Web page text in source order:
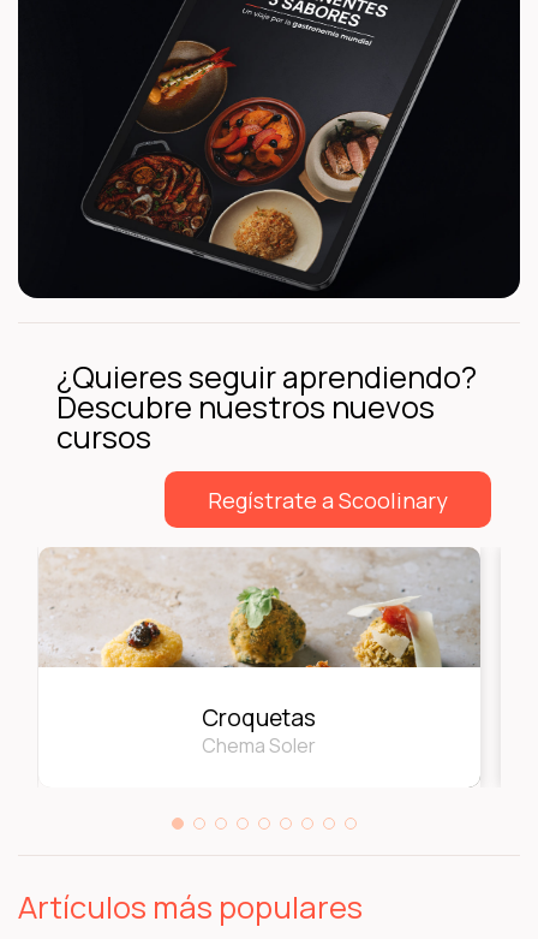
¿Quieres seguir aprendiendo?
Descubre nuestros nuevos
cursos
Regístrate a Scoolinary
Croquetas
Chema Soler
Artículos más populares